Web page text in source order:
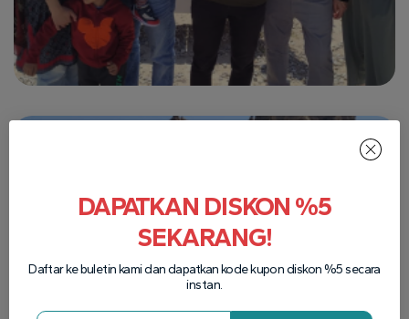
DAPATKAN DISKON %5
SEKARANG!
Daftar ke buletin kami dan dapatkan kode kupon diskon %5 secara
instan.